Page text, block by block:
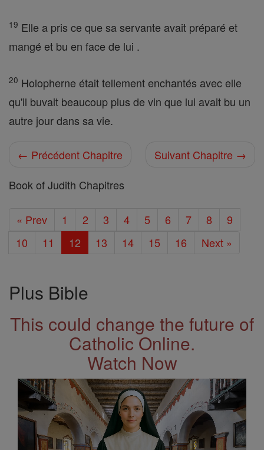
19 Elle a pris ce que sa servante avait préparé et
mangé et bu en face de lui .
20 Holopherne était tellement enchantés avec elle
qu'il buvait beaucoup plus de vin que lui avait bu un
autre jour dans sa vie.
← Précédent Chapitre
Suivant Chapitre →
Book of Judith Chapitres
« Prev 1 2 3 4 5 6 7 8
9
10
11 12 13 14 15 16 Next »
Plus Bible
This could change the future of
Catholic Online.
Watch Now